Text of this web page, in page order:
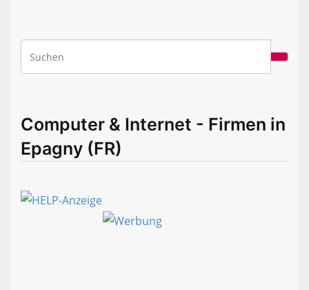
Computer & Internet - Firmen in
Epagny (FR)